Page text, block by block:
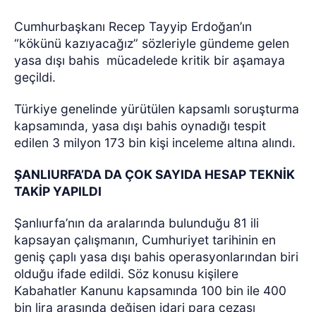
Cumhurbaşkanı Recep Tayyip Erdoğan’ın
“kökünü kazıyacağız” sözleriyle gündeme gelen
yasa dışı bahis mücadelede kritik bir aşamaya
geçildi.
Türkiye genelinde yürütülen kapsamlı soruşturma
kapsamında, yasa dışı bahis oynadığı tespit
edilen 3 milyon 173 bin kişi inceleme altına alındı.
ŞANLIURFA’DA DA ÇOK SAYIDA HESAP TEKNİK
TAKİP YAPILDI
Şanlıurfa’nın da aralarında bulunduğu 81 ili
kapsayan çalışmanın, Cumhuriyet tarihinin en
geniş çaplı yasa dışı bahis operasyonlarından biri
olduğu ifade edildi. Söz konusu kişilere
Kabahatler Kanunu kapsamında 100 bin ile 400
bin lira arasında değişen idari para cezası